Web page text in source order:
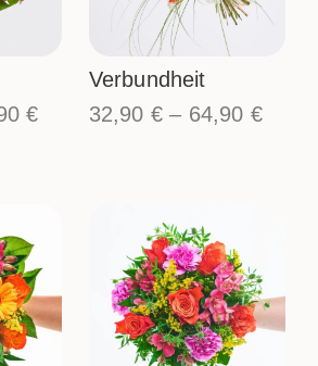
€
Verbundheit
32,90 €– 64,90 €